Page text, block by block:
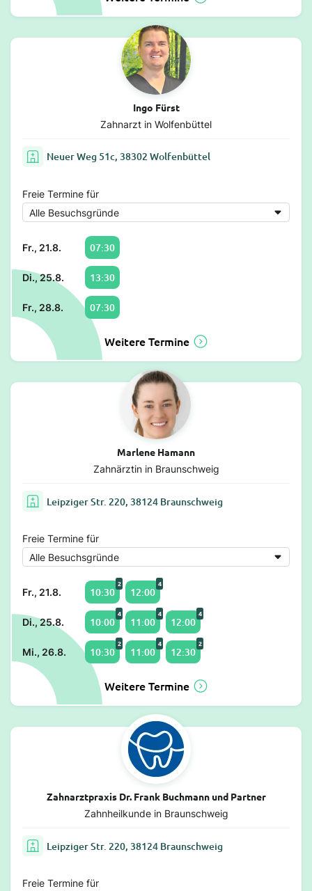
Ingo Fürst
Zahnarzt in Wolfenbüttel
Neuer Weg 51c, 38302 Wolfenbüttel
Freie Termine für
Fr., 21.8. 07:30
Di., 25.8. 13:30
Fr., 28.8. 07:30
Weitere Termine
Marlene Hamann
Zahnärztin in Braunschweig
Leipziger Str. 220, 38124 Braunschweig
Freie Termine für
Fr., 21.8. 10:30
2
12:00
4
Di., 25.8. 10:00
4
11:00
4
12:00
4
Mi., 26.8. 10:30
2
11:00
4
12:30
2
Weitere Termine
Zahnarztpraxis Dr. Frank Buchmann und Partner
Zahnheilkunde in Braunschweig
Leipziger Str. 220, 38124 Braunschweig
Freie Termine für